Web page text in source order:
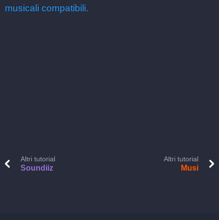
musicali compatibili.
Altri tutorial
Soundiiz
Altri tutorial
Musi